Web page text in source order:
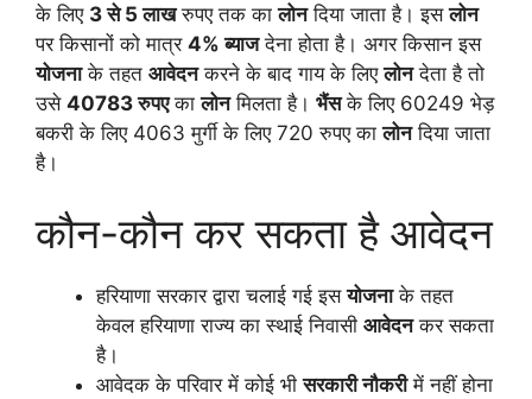
के लिए 3 से 5 लाखरुपए तक कालोनदिया जाता है। इसलोन
पर किसानों को मात्र 4% ब्याजदेना होता है। अगर किसान इस
योजनाके तहत आवेदनकरने के बाद गाय के लिएलोनदेता है तो
उसे 40783 रुपएकालोनमिलता है। भैंसके लिए 60249 भेड़
बकरी के लिए 4063 मुर्गी के लिए 720 रुपए कालोनदिया जाता
है।
कौन-कौन कर सकता है आवेदन
हरियाणा सरकार द्वारा चलाई गई इसयोजनाके तहत
केवल हरियाणा राज्य का स्थाई निवासी आवेदनकर सकता
है।
आवेदक के परिवार में कोई भीसरकारी नौकरीमें नहीं होना